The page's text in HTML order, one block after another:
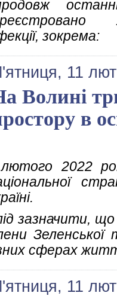
зокрема:
11
Волині
в
2022
зазначити, що
Зеленської
сферах
11